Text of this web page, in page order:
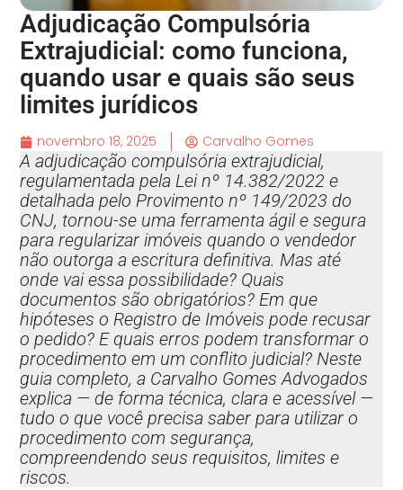
Adjudicação Compulsória
Extrajudicial: como funciona,
quando usar e quais são seus
limites jurídicos
novembro 18, 2025 Carvalho Gomes
A adjudicação compulsória extrajudicial,
regulamentada pela Lei nº 14.382/2022 e
detalhada pelo Provimento nº 149/2023 do
CNJ, tornou-se uma ferramenta ágil e segura
para regularizar imóveis quando o vendedor
não outorga a escritura definitiva. Mas até
onde vai essa possibilidade? Quais
documentos são obrigatórios? Em que
hipóteses o Registro de Imóveis pode recusar
o pedido? E quais erros podem transformar o
procedimento em um conflito judicial? Neste
guia completo, a Carvalho Gomes Advogados
explica — de forma técnica, clara e acessível —
tudo o que você precisa saber para utilizar o
procedimento com segurança,
compreendendo seus requisitos, limites e
riscos.